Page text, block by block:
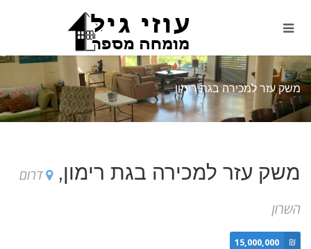
משק עזר למכירה בגת רימון
משק עזר למכירה בגת רימון, דרום
השרון
₪
15,000,000